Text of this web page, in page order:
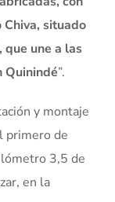
situado
que une a las
Quinindé”.
y montaje
primero de
3,5 de
en la